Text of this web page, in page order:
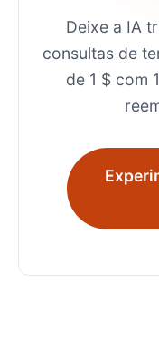
Deixe a IA
consultas de
de 1 $ com